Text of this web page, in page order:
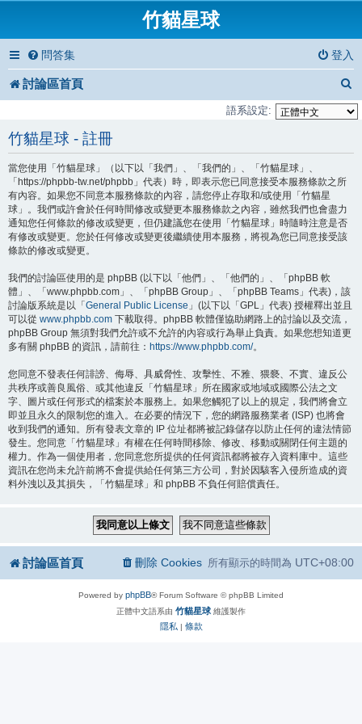
竹貓星球
問答集 登入
討論區首頁
語系設定:
竹貓星球 - 註冊
當您使用「竹貓星球」（以下以「我們」、「我們的」、「竹貓星球」、
「https://phpbb-tw.net/phpbb」代表）時，即表示您已同意接受本服務條款之所
有內容。如果您不同意本服務條款的內容，請您停止存取和/或使用「竹貓星
球」。我們或許會於任何時間修改或變更本服務條款之內容，雖然我們也會盡力
通知您任何條款的修改或變更，但仍建議您在使用「竹貓星球」時隨時注意是否
有修改或變更。您於任何修改或變更後繼續使用本服務，將視為您已同意接受該
條款的修改或變更。
我們的討論區使用的是 phpBB (以下以「他們」、「他們的」、「phpBB 軟
體」、「www.phpbb.com」、「phpBB Group」、「phpBB Teams」代表)，該
討論版系統是以「 General Public License 」(以下以「GPL」代表) 授權釋出並且
可以從 www.phpbb.com 下載取得。phpBB 軟體僅協助網路上的討論以及交流，
phpBB Group 無須對我們允許或不允許的內容或行為舉止負責。如果您想知道更
多有關 phpBB 的資訊，請前往： https://www.phpbb.com/。
您同意不發表任何誹謗、侮辱、具威脅性、攻擊性、不雅、猥褻、不實、違反公
共秩序或善良風俗、或其他違反「竹貓星球」所在國家或地域或國際公法之文
字、圖片或任何形式的檔案於本服務上。如果您觸犯了以上的規定，我們將會立
即並且永久的限制您的進入。在必要的情況下，您的網路服務業者 (ISP) 也將會
收到我們的通知。所有發表文章的 IP 位址都將被記錄儲存以防止任何的違法情節
發生。您同意「竹貓星球」有權在任何時間移除、修改、移動或關閉任何主題的
權力。作為一個使用者，您同意您所提供的任何資訊都將被存入資料庫中。這些
資訊在您尚未允許前將不會提供給任何第三方公司，對於因駭客入侵所造成的資
料外洩以及其損失，「竹貓星球」和 phpBB 不負任何賠償責任。
討論區首頁 所有顯示的時間為 UTC+08:00
刪除 Cookies
Powered by phpBB® Forum Software © phpBB Limited
正體中文語系由 竹貓星球 維護製作
隱私 | 條款